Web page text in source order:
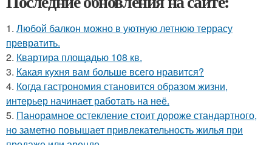
1. Любой балкон можно в уютную летнюю террасу
превратить.
2. Квартира площадью 108 кв.
3. Какая кухня вам больше всего нравится?
4. Когда гастрономия становится образом жизни,
интерьер начинает работать на неё.
5. Панорамное остекление стоит дороже стандартного,
но заметно повышает привлекательность жилья при